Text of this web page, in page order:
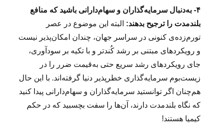
۴- به‌دنبال سرمایه‌گذاران و سهام‌دارانی باشید که منافع
بلندمدت را ترجیح بدهند: البته این موضوع در عصر
تورم‌زده‌ی کنونی در سراسر جهان، چندان امکان‌پذیر نیست
و رویکردهای مبتنی بر رشد کُندتر و با تکیه بر سودآوری،
جای رویکردهای رشد سریع حتی به‌قیمت ضرر را در
زیست‌بوم سرمایه‌گذاری خطرپذیر دنیا گرفته‌اند. با این حال
هم‌چنان اگر توانستید سرمایه‌گذاران و سهام‌دارانی پیدا کنید
که نگاه بلندمدت دارند، آن‌ها را سفت بچسبید که در حکم
کیمیا هستند!